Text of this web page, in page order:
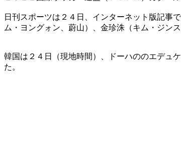
日刊スポーツは２４日、インターネット版記事
ム・ヨングォン、蔚山）、金珍洙（キム・ジン
韓国は２４日（現地時間）、ドーハののエデュ
た。